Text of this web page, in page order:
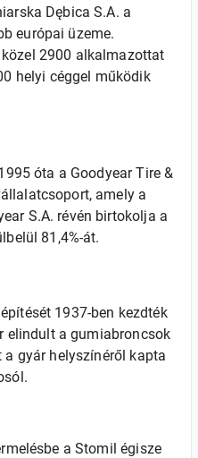
Dębica S.A. a
európai üzeme.
2900 alkalmazottat
helyi céggel működik
óta a Goodyear Tire &
amely a
S.A. révén birtokolja a
81,4%-át.
1937-ben kezdték
elindult a gumiabroncsok
gyár helyszínéről kapta
a Stomil égisze